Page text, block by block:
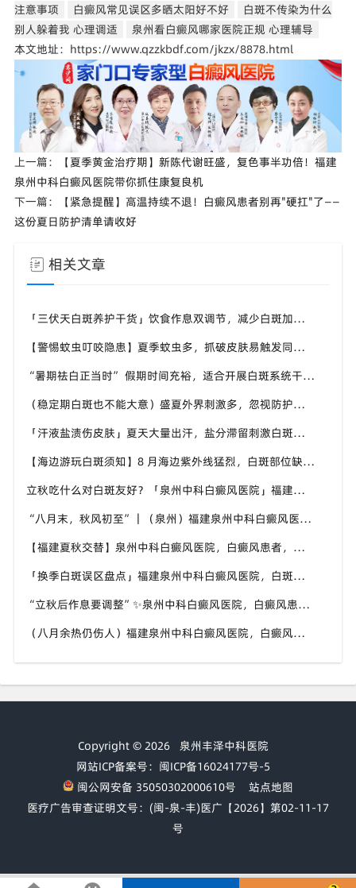
注意事项
白癜风常见误区多晒太阳好不好
白斑不传染为什么
别人躲着我 心理调适
泉州看白癜风哪家医院正规 心理辅导
本文地址：https://www.qzzkbdf.com/jkzx/8878.html
上一篇：
【夏季黄金治疗期】新陈代谢旺盛，复色事半功倍！福建
泉州中科白癜风医院带你抓住康复良机
下一篇：
【紧急提醒】高温持续不退！白癜风患者别再"硬扛"了——
这份夏日防护清单请收好
相关文章
「三伏天白斑养护干货」饮食作息双调节，减少白斑加重诱因，福建泉州中科白癜风医院为福建白斑群体科普实用知识
【警惕蚊虫叮咬隐患】夏季蚊虫多，抓破皮肤易触发同形反应，福建泉州中科白癜风医院提醒白癜风患者做好防蚊护理
“暑期祛白正当时” 假期时间充裕，适合开展白斑系统干预，福建泉州中科白癜风医院分型分期定制白斑康复方案
（稳定期白斑也不能大意）盛夏外界刺激多，忽视防护也会复发，福建泉州中科白癜风医院分享白癜风夏季维持护理知识
「汗液盐渍伤皮肤」夏天大量出汗，盐分滞留刺激白斑患处，福建泉州中科白癜风医院讲解白癜风患者夏日皮肤清洁要点
【海边游玩白斑须知】8 月海边紫外线猛烈，白斑部位缺少黑色素保护，福建泉州中科白癜风医院科普出游白斑防护方案
立秋吃什么对白斑友好？「泉州中科白癜风医院」福建白癜风患者饮食不要盲目忌口
“八月末，秋风初至”｜（泉州）福建泉州中科白癜风医院，聊聊白癜风换季防护关键点
【福建夏秋交替】泉州中科白癜风医院，白癜风患者，入秋之后洗澡习惯也要多注意
「换季白斑误区盘点」福建泉州中科白癜风医院，白斑消长多变，科学对待才是正道
“立秋后作息要调整”✨泉州中科白癜风医院，白癜风患者，不良作息会影响皮肤状态
（八月余热仍伤人）福建泉州中科白癜风医院，白癜风外出，依旧要做好硬防晒措施
Copyright © 2026 泉州丰泽中科医院
网站ICP备案号：闽ICP备16024177号-5
闽公网安备 35050302000610号
站点地图
医疗广告审查证明文号：(闽-泉-丰)医广【2026】第02-11-17
号